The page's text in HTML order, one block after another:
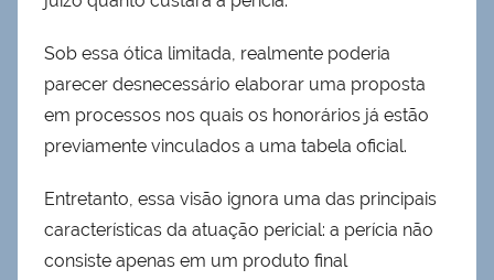
Sob essa ótica limitada, realmente poderia
parecer desnecessário elaborar uma proposta
em processos nos quais os honorários já estão
previamente vinculados a uma tabela oficial.
Entretanto, essa visão ignora uma das principais
características da atuação pericial: a perícia não
consiste apenas em um produto final